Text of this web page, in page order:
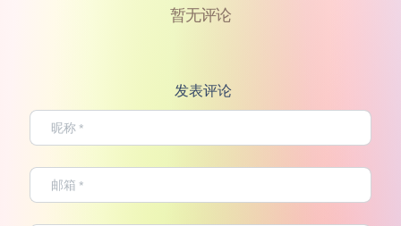
暂无评论
发表评论